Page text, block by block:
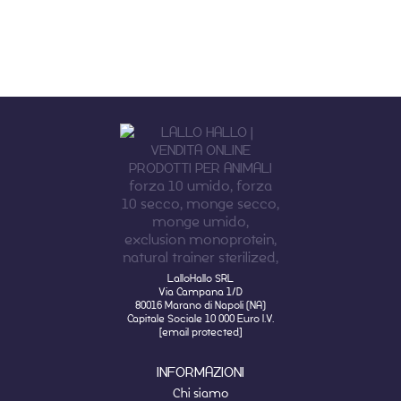
LalloHallo SRL
Via Campana 1/D
80016 Marano di Napoli (NA)
Capitale Sociale 10 000 Euro I.V.
[email protected]
INFORMAZIONI
Chi siamo